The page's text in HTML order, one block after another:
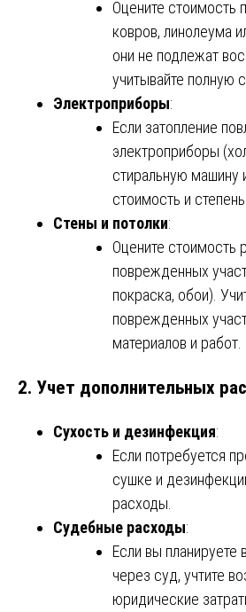
Оцените стоимость
ковров, линолеума
они не подлежат
учитывайте полную
Электроприборы:
Если затопление
электроприборы
стиральную машину
стоимость и
Стены и потолки:
Оцените стоимость
поврежденных
покраска, обои).
поврежденных
материалов и работ.
2. Учет дополнительных
Сухость и дезинфекция:
Если потребуется
сушке и
расходы.
Судебные расходы:
Если вы планируете
через суд, учтите
юридические